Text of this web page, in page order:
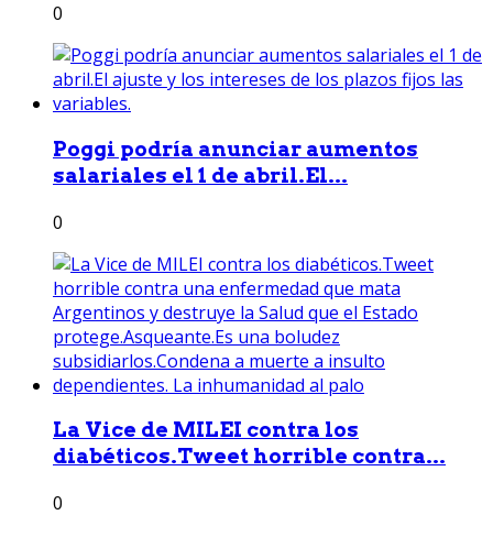
0
Poggi podría anunciar aumentos
salariales el 1 de abril.El...
0
La Vice de MILEI contra los
diabéticos.Tweet horrible contra...
0